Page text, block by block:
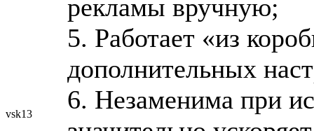
vsk13
рекламы вручную;
5. Работает «из
дополнительных
6. Незаменима при